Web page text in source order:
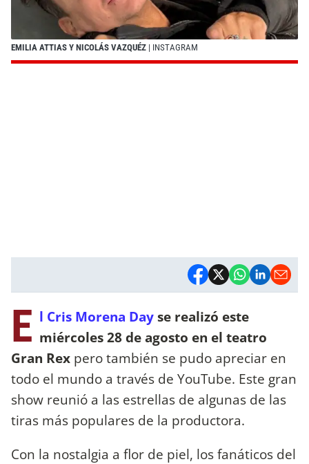
EMILIA ATTIAS Y NICOLÁS VAZQUÉZ | INSTAGRAM
E l Cris Morena Dayse realizó este
miércoles 28 de agosto en el teatro
Gran Rex pero también se pudo apreciar en
todo el mundo a través de YouTube. Este gran
show reunió a las estrellas de algunas de las
tiras más populares de la productora.
Con la nostalgia a flor de piel, los fanáticos del